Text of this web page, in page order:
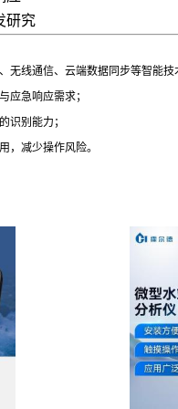
研究
无线通信、云端数据同步等智能技
应急响应需求；
识别能力；
，减少操作风险。